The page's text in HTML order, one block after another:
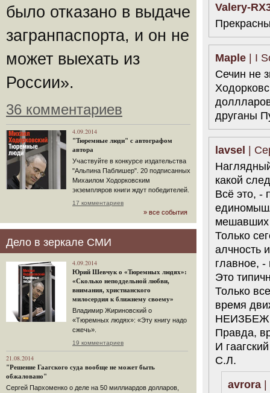
было отказано в выдаче
загранпаспорта, и он не
может выехать из
России».
36 комментариев
4.09.2014
"Тюремные люди" с автографом
автора
Участвуйте в конкурсе издательства
"Альпина Паблишер". 20 подписанных
Михаилом Ходорковским
экземпляров книги ждут победителей.
17 комментариев
» все события
Дело в зеркале СМИ
4.09.2014
Юрий Шевчук о «Тюремных людях»:
«Сколько неподдельной любви,
внимания, христианского
милосердия к ближнему своему»
Владимир Жириновский о
«Тюремных людях»: «Эту книгу надо
сжечь».
19 комментариев
21.08.2014
"Решение Гаагского суда вообще не может быть
обжаловано"
Сергей Пархоменко о деле на 50 миллиардов долларов,
Valery-
Maple | I
Сечин не
друганы
lavsel |
какой
Всё это, -
мешавших
Только
алчность
главное,
Это
Только
время
Правда,
И
С.Л.
avrora |